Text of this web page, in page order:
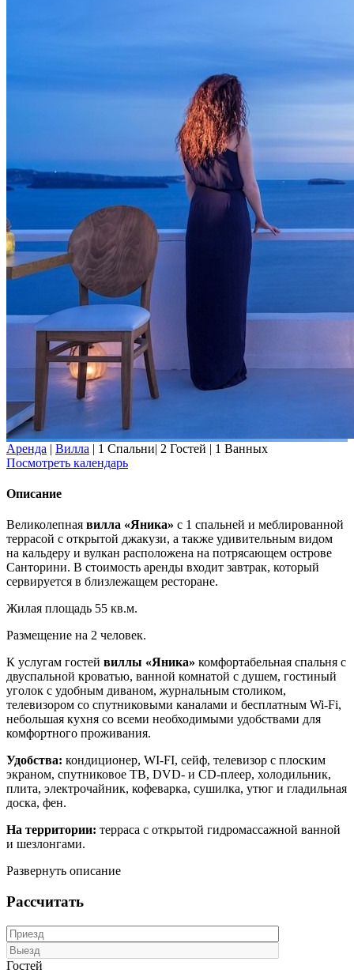
Аренда | Вилла | 1 Спальни| 2 Гостей | 1 Ванных
Посмотреть календарь
Описание
Великолепная вилла «Яника» с 1 спальней и меблированной
террасой с открытой джакузи, а также удивительным видом
на кальдеру и вулкан расположена на потрясающем острове
Санторини. В стоимость аренды входит завтрак, который
сервируется в близлежащем ресторане.
Жилая площадь 55 кв.м.
Размещение на 2 человек.
К услугам гостей виллы «Яника» комфортабельная спальня с
двуспальной кроватью, ванной комнатой с душем, гостиный
уголок с удобным диваном, журнальным столиком,
телевизором со спутниковыми каналами и бесплатным Wi-Fi,
небольшая кухня со всеми необходимыми удобствами для
комфортного проживания.
Удобства: кондиционер, WI-FI, сейф, телевизор с плоским
экраном, спутниковое ТВ, DVD- и CD-плеер, холодильник,
плита, электрочайник, кофеварка, сушилка, утюг и гладильная
доска, фен.
На территории: терраса с открытой гидромассажной ванной
и шезлонгами.
Развернуть описание
Рассчитать
Гостей